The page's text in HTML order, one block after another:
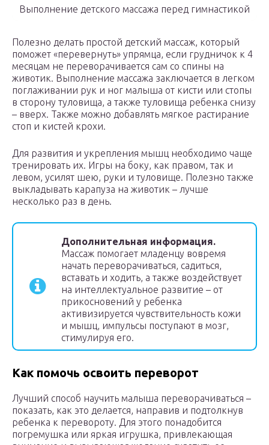
Выполнение детского массажа перед гимнастикой
Полезно делать простой детский массаж, который
поможет «перевернуть» упрямца, если грудничок к 4
месяцам не переворачивается сам со спины на
животик. Выполнение массажа заключается в легком
поглаживании рук и ног малыша от кисти или стопы
в сторону туловища, а также туловища ребенка снизу
– вверх. Также можно добавлять мягкое растирание
стоп и кистей крохи.
Для развития и укрепления мышц необходимо чаще
тренировать их. Игры на боку, как правом, так и
левом, усилят шею, руки и туловище. Полезно также
выкладывать карапуза на животик – лучше
несколько раз в день.
Дополнительная информация.
Массаж помогает младенцу вовремя
начать переворачиваться, садиться,
вставать и ходить, а также воздействует
на интеллектуальное развитие – от
прикосновений у ребенка
активизируется чувствительность кожи
и мышц, импульсы поступают в мозг,
стимулируя его.
Как помочь освоить переворот
Лучший способ научить малыша переворачиваться –
показать, как это делается, направив и подтолкнув
ребенка к перевороту. Для этого понадобится
погремушка или яркая игрушка, привлекающая